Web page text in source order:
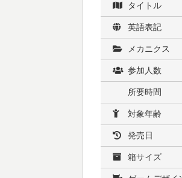
タイトル
英語表記
メカニクス
参加人数
所要時間
対象年齢
発売日
箱サイズ